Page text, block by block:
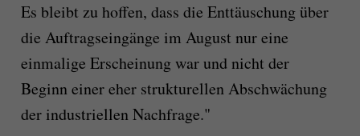
Es bleibt zu hoffen, dass die Enttäuschung über
die Auftragseingänge im August nur eine
einmalige Erscheinung war und nicht der
Beginn einer eher strukturellen Abschwächung
der industriellen Nachfrage."